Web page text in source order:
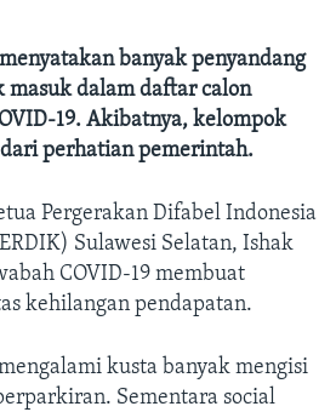
banyak penyandang
masuk dalam daftar calon
19. Akibatnya, kelompok
perhatian pemerintah.
Pergerakan Difabel Indonesia
Sulawesi Selatan, Ishak
COVID-19 membuat
kehilangan pendapatan.
kusta banyak mengisi
Sementara social